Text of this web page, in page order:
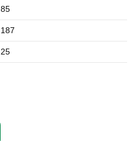
85
187
25